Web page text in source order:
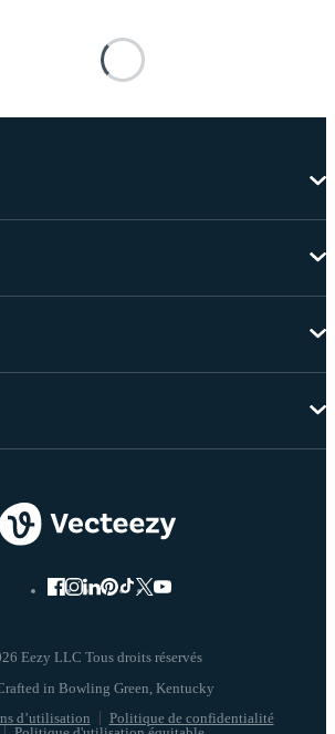
Eezy LLC Tous droits réservés
d’utilisation
Politique de confidentialité